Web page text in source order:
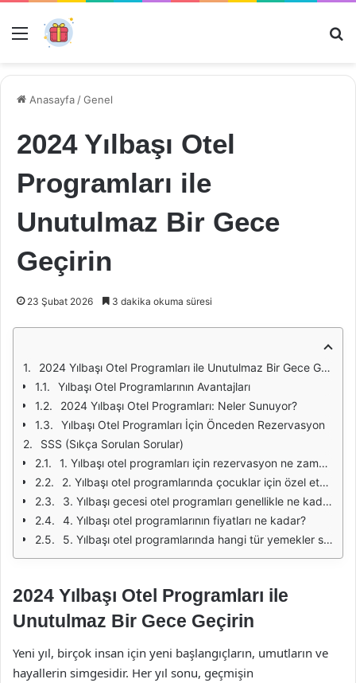
Menü
Anasayfa /Genel
2024 Yılbaşı Otel
Programları ile
Unutulmaz Bir Gece
Geçirin
23 Şubat 2026 3 dakika okuma süresi
2024 Yılbaşı Otel Programları ile Unutulmaz Bir Gece Geçirin
Yılbaşı Otel Programlarının Avantajları
2024 Yılbaşı Otel Programları: Neler Sunuyor?
Yılbaşı Otel Programları İçin Önceden Rezervasyon
SSS (Sıkça Sorulan Sorular)
1. Yılbaşı otel programları için rezervasyon ne zaman yapılmalıdır?
2. Yılbaşı otel programlarında çocuklar için özel etkinlikler var mı?
3. Yılbaşı gecesi otel programları genellikle ne kadar sürer?
4. Yılbaşı otel programlarının fiyatları ne kadar?
5. Yılbaşı otel programlarında hangi tür yemekler sunulmaktadır?
2024 Yılbaşı Otel Programları ile
Unutulmaz Bir Gece Geçirin
Yeni yıl, birçok insan için yeni başlangıçların, umutların ve
hayallerin simgesidir. Her yıl sonu, geçmişin